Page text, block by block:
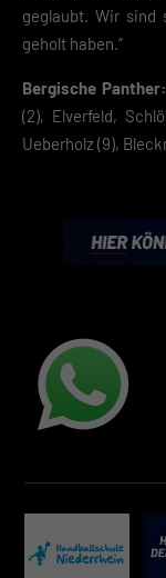
geglaubt. Wir
geholt haben.“
Bergische Panther:
(2), Elverfeld,
Ueberholz (9),